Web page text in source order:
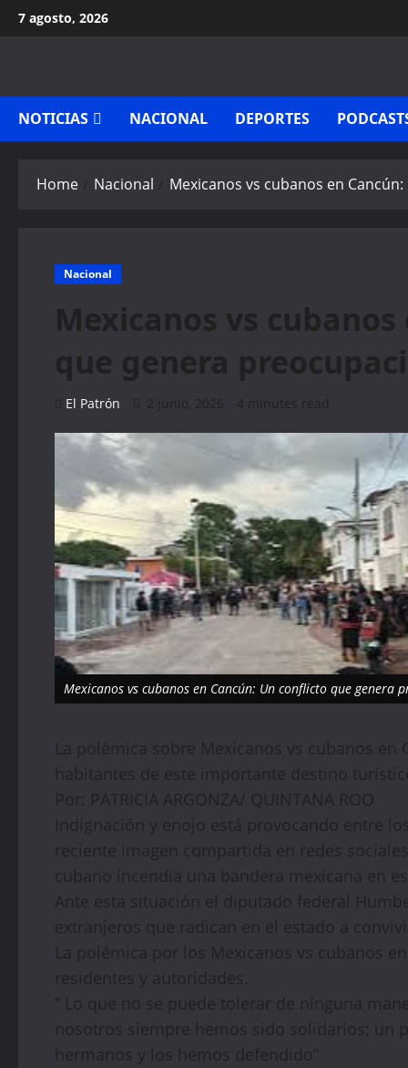
Skip
to
7 agosto, 2026
NOTICIAS NACIONAL DEPORTES
Home Nacional Mexicanos vs cubanos en
Nacional
Mexicanos vs
que genera
El Patrón 2 junio, 2026 4 minutes read
Mexicanos vs cubanos en Cancún: Un conflicto que genera
La polémica sobre Mexicanos vs cubanos
habitantes de este importante destino
Por: PATRICIA ARGONZA/ QUINTANA ROO
Indignación y enojo está provocando entre
reciente imagen compartida en redes
cubano incendia una bandera mexicana en
Ante esta situación el diputado federal
extranjeros que radican en el estado a
La polémica por los Mexicanos vs cubanos
residentes y autoridades.
” Lo que no se puede tolerar de ninguna
nosotros siempre hemos sido solidarios; un
hermanos y los hemos defendido”